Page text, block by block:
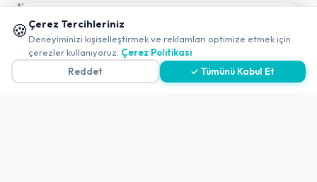
KVKK Politikası
Kişisel Verileri Aydınlatma Metni
Referanslarımız
🍪 Çerez Tercihleriniz
Deneyiminizi kişiselleştirmek ve reklamları optimize etmek için
çerezler kullanıyoruz. Çerez Politikası
Reddet
✓ Tümünü Kabul Et
📱 Mobil uygulamamızı keşfedin!
✖